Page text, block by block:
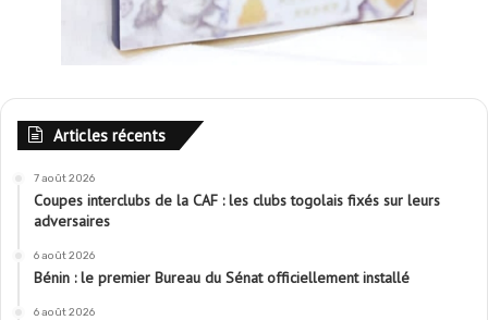
Articles récents
7 août 2026
Coupes interclubs de la CAF : les clubs togolais fixés sur leurs
adversaires
6 août 2026
Bénin : le premier Bureau du Sénat officiellement installé
6 août 2026